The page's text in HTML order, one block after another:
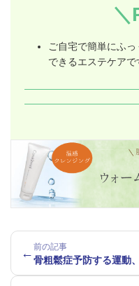
＼
ご自宅で簡単にふ
できるエステケアで
← 前の記事
骨粗鬆症予防する運動